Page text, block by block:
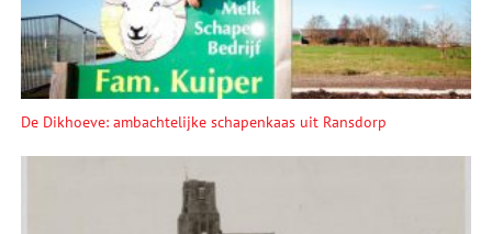
De Dikhoeve: ambachtelijke schapenkaas uit Ransdorp